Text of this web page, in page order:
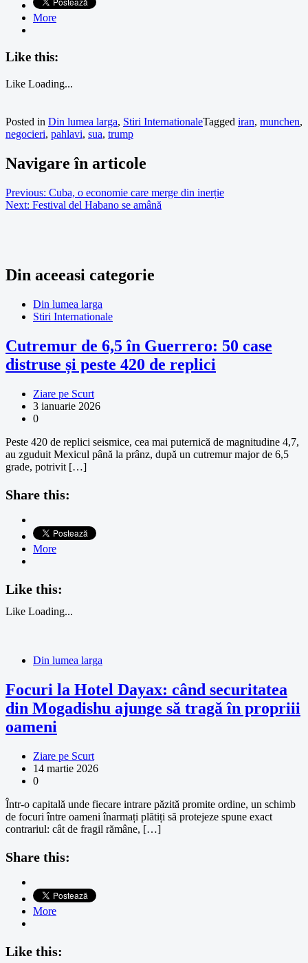
More
Like this:
Like Loading...
Posted in Din lumea larga, Stiri InternationaleTagged iran, munchen,
negocieri, pahlavi, sua, trump
Navigare în articole
Previous: Cuba, o economie care merge din inerție
Next: Festival del Habano se amână
Din aceeasi categorie
Din lumea larga
Stiri Internationale
Cutremur de 6,5 în Guerrero: 50 case
distruse și peste 420 de replici
Ziare pe Scurt
3 ianuarie 2026
0
Peste 420 de replici seismice, cea mai puternică de magnitudine 4,7,
au zguduit Mexicul până la prânz, după un cutremur major de 6,5
grade, potrivit […]
Share this:
More
Like this:
Like Loading...
Din lumea larga
Focuri la Hotel Dayax: când securitatea
din Mogadishu ajunge să tragă în propriii
oameni
Ziare pe Scurt
14 martie 2026
0
Într-o capitală unde fiecare intrare păzită promite ordine, un schimb
de focuri între oameni înarmați plătiți să protejeze spune exact
contrariul: cât de fragil rămâne, […]
Share this:
More
Like this: